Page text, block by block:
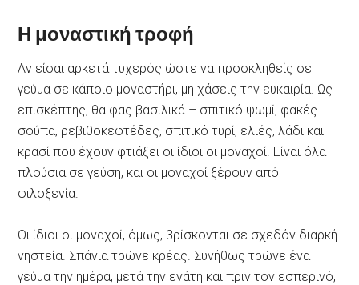
Η μοναστική τροφή
Αν είσαι αρκετά τυχερός ώστε να προσκληθείς σε
γεύμα σε κάποιο μοναστήρι, μη χάσεις την ευκαιρία. Ως
επισκέπτης, θα φας βασιλικά – σπιτικό ψωμί, φακές
σούπα, ρεβιθοκεφτέδες, σπιτικό τυρί, ελιές, λάδι και
κρασί που έχουν φτιάξει οι ίδιοι οι μοναχοί. Είναι όλα
πλούσια σε γεύση, και οι μοναχοί ξέρουν από
φιλοξενία.
Οι ίδιοι οι μοναχοί, όμως, βρίσκονται σε σχεδόν διαρκή
νηστεία. Σπάνια τρώνε κρέας. Συνήθως τρώνε ένα
γεύμα την ημέρα, μετά την ενάτη και πριν τον εσπερινό,